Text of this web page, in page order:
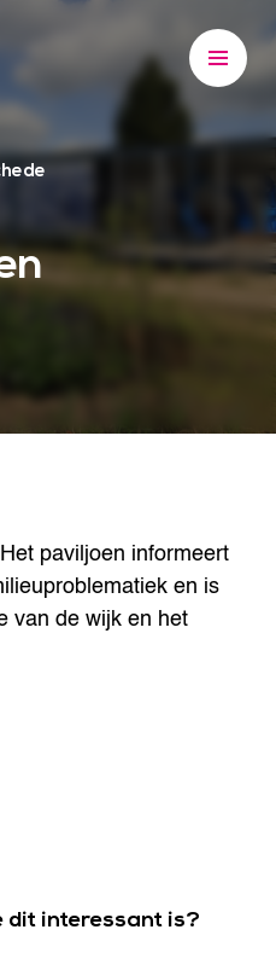
paviljoen informeert
en is
van de wijk en het
dit interessant is?